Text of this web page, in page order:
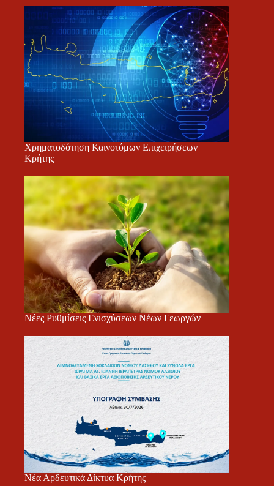
Χρηματοδότηση Καινοτόμων Επιχειρήσεων
Κρήτης
Νέες Ρυθμίσεις Ενισχύσεων Νέων Γεωργών
Νέα Αρδευτικά Δίκτυα Κρήτης